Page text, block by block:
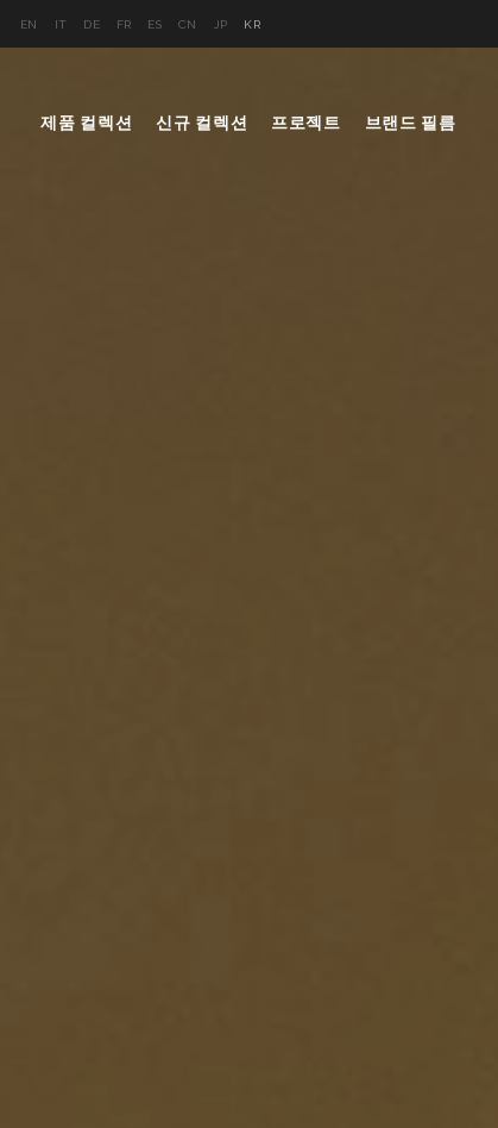
EN IT DE FR ES CN JP KR
제품 컬렉션 신규 컬렉션 프로젝트 브랜드 필름